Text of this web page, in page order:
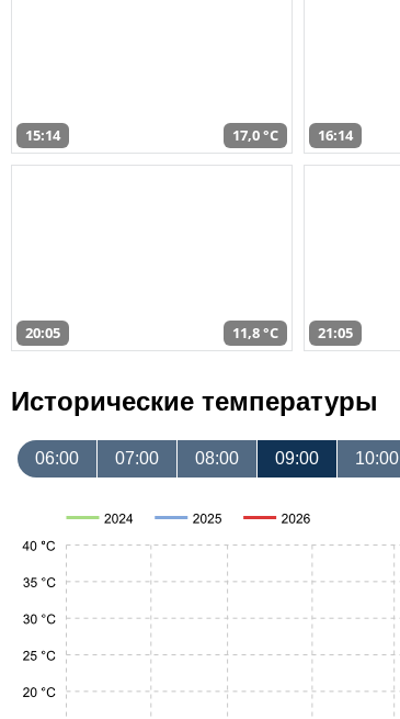
15:14 17,0 °C 16:14
20:05 11,8 °C 21:05
Исторические температуры
06:00 07:00 08:00 09:00 10:00